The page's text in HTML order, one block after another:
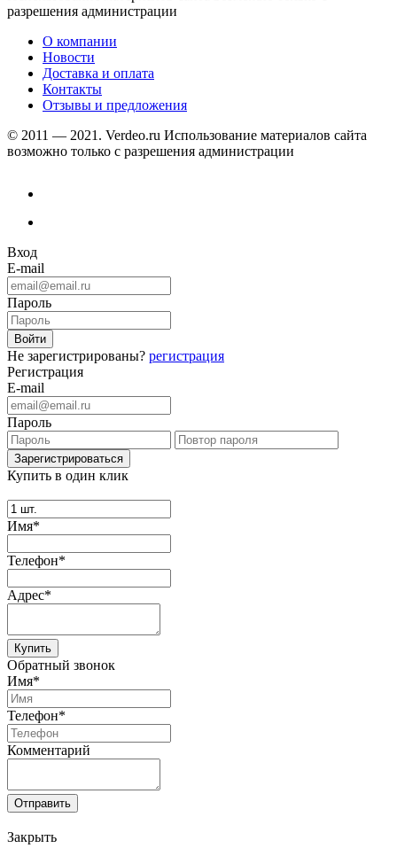
разрешения администрации
О компании
Новости
Доставка и оплата
Контакты
Отзывы и предложения
© 2011 — 2021. Verdeo.ru Использование материалов сайта
возможно только с разрешения администрации
Вход
E-mail
Пароль
Не зарегистрированы? регистрация
Регистрация
E-mail
Пароль
Купить в один клик
Имя*
Телефон*
Адрес*
Купить
Обратный звонок
Имя*
Телефон*
Комментарий
Отправить
Закрыть